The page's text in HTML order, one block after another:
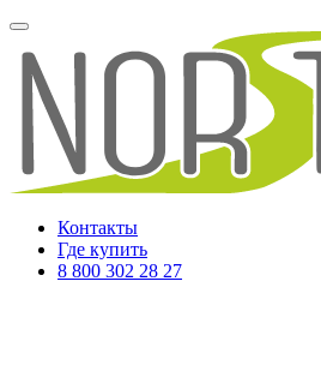
Контакты
Где купить
8 800 302 28 27